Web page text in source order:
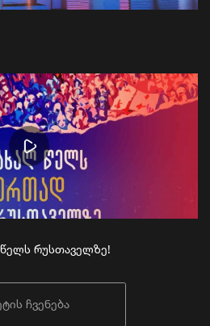
რუსთაველზე!
ჩვენება